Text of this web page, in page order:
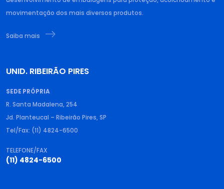
movimentação dos mais diversos produtos.
Saiba mais
UNID. RIBEIRÃO PIRES
SEDE PRÓPRIA
R. Santa Madalena, 254
Jd. Planteucal – Ribeirão Pires, SP
Tel/Fax: (11) 4824-6500
TELEFONE/FAX
(11) 4824-6500